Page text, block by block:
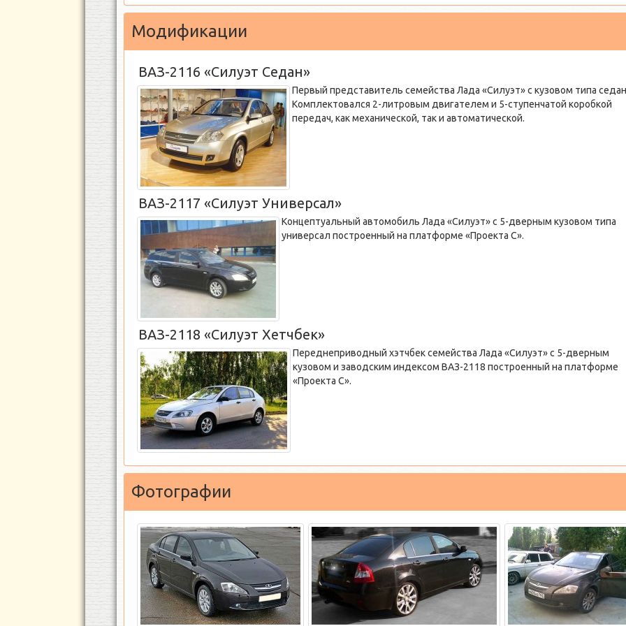
Модификации
ВАЗ-2116 «Силуэт Седан»
Первый представитель семейства Лада «Силуэт» с кузовом типа
Комплектовался 2-литровым двигателем и 5-ступенчатой коробкой
передач, как механической, так и автоматической.
ВАЗ-2117 «Силуэт Универсал»
Концептуальный автомобиль Лада «Силуэт» с 5-дверным кузовом типа
универсал построенный на платформе «Проекта С».
ВАЗ-2118 «Силуэт Хетчбек»
Переднеприводный хэтчбек семейства Лада «Силуэт» с 5-дверным
кузовом и заводским индексом ВАЗ-2118 построенный на платформе
«Проекта С».
Фотографии